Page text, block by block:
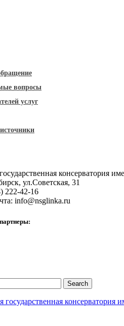
вопросы
услуг
консерватория
, ул.Советская, 31
222-42-16
info@nsglinka.ru
государственная